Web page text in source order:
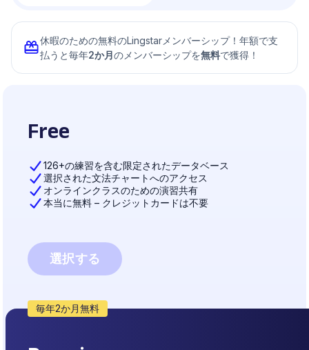
休暇のための無料のLingstarメンバーシップ！年額で支
払うと毎年2か月のメンバーシップを無料で獲得！
Free
126+の練習を含む限定されたデータベース
選択された文法チャートへのアクセス
オンラインクラスのための演習共有
本当に無料 – クレジットカードは不要
選択する
毎年2か月無料